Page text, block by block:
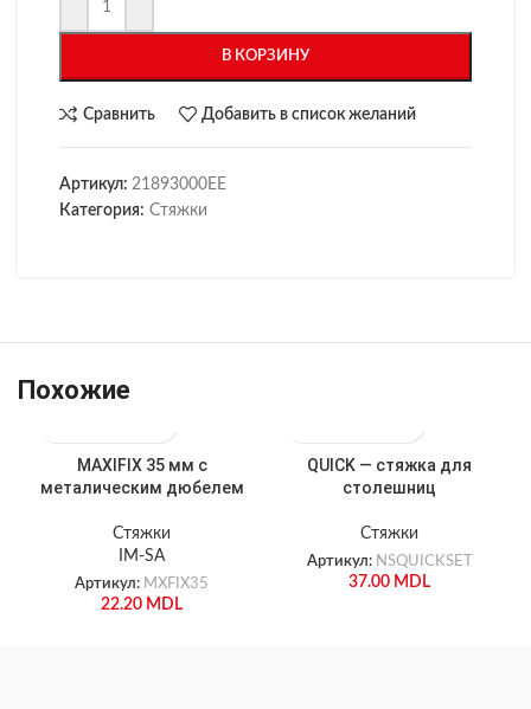
В КОРЗИНУ
Сравнить Добавить в список желаний
Артикул: 21893000EE
Категория: Стяжки
Похожие
MAXIFIX 35 мм с
металическим дюбелем
Стяжки
IM-SA
Артикул: MXFIX35
22.20 MDL
QUICK — стяжка для
столешниц
Стяжки
Артикул: NSQUICKSET
37.00 MDL